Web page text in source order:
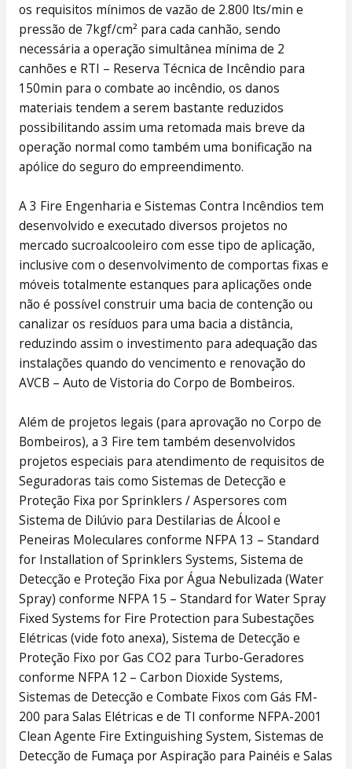
os requisitos mínimos de vazão de 2.800 lts/min e
pressão de 7kgf/cm² para cada canhão, sendo
necessária a operação simultânea mínima de 2
canhões e RTI – Reserva Técnica de Incêndio para
150min para o combate ao incêndio, os danos
materiais tendem a serem bastante reduzidos
possibilitando assim uma retomada mais breve da
operação normal como também uma bonificação na
apólice do seguro do empreendimento.
A 3 Fire Engenharia e Sistemas Contra Incêndios tem
desenvolvido e executado diversos projetos no
mercado sucroalcooleiro com esse tipo de aplicação,
inclusive com o desenvolvimento de comportas fixas e
móveis totalmente estanques para aplicações onde
não é possível construir uma bacia de contenção ou
canalizar os resíduos para uma bacia a distância,
reduzindo assim o investimento para adequação das
instalações quando do vencimento e renovação do
AVCB – Auto de Vistoria do Corpo de Bombeiros.
Além de projetos legais (para aprovação no Corpo de
Bombeiros), a 3 Fire tem também desenvolvidos
projetos especiais para atendimento de requisitos de
Seguradoras tais como Sistemas de Detecção e
Proteção Fixa por Sprinklers / Aspersores com
Sistema de Dilúvio para Destilarias de Álcool e
Peneiras Moleculares conforme NFPA 13 – Standard
for Installation of Sprinklers Systems, Sistema de
Detecção e Proteção Fixa por Água Nebulizada (Water
Spray) conforme NFPA 15 – Standard for Water Spray
Fixed Systems for Fire Protection para Subestações
Elétricas (vide foto anexa), Sistema de Detecção e
Proteção Fixo por Gas CO2 para Turbo-Geradores
conforme NFPA 12 – Carbon Dioxide Systems,
Sistemas de Detecção e Combate Fixos com Gás FM-
200 para Salas Elétricas e de TI conforme NFPA-2001
Clean Agente Fire Extinguishing System, Sistemas de
Detecção de Fumaça por Aspiração para Painéis e Salas